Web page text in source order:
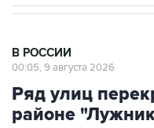
В РОССИИ
00:05, 9 августа 2026
Ряд улиц
районе